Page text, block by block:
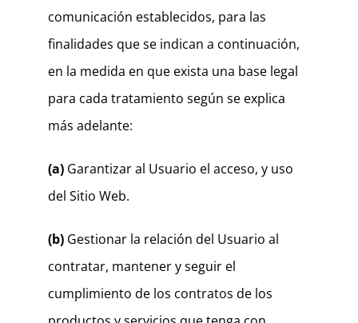
comunicación establecidos, para las
finalidades que se indican a continuación,
en la medida en que exista una base legal
para cada tratamiento según se explica
más adelante:
(a) Garantizar al Usuario el acceso, y uso
del Sitio Web.
(b) Gestionar la relación del Usuario al
contratar, mantener y seguir el
cumplimiento de los contratos de los